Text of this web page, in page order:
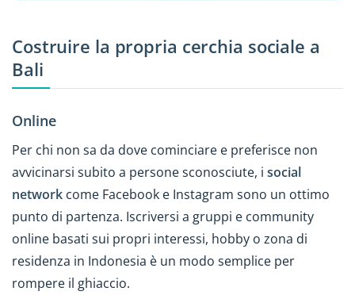
Costruire la propria cerchia sociale a
Bali
Online
Per chi non sa da dove cominciare e preferisce non
avvicinarsi subito a persone sconosciute, i social
network come Facebook e Instagram sono un ottimo
punto di partenza. Iscriversi a gruppi e community
online basati sui propri interessi, hobby o zona di
residenza in Indonesia è un modo semplice per
rompere il ghiaccio.